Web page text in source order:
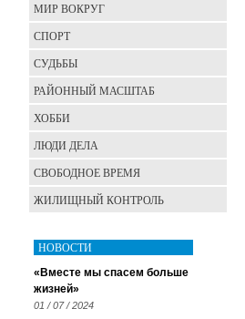
МИР ВОКРУГ
СПОРТ
СУДЬБЫ
РАЙОННЫЙ МАСШТАБ
ХОББИ
ЛЮДИ ДЕЛА
СВОБОДНОЕ ВРЕМЯ
ЖИЛИЩНЫЙ КОНТРОЛЬ
НОВОСТИ
«Вместе мы спасем больше
жизней»
01 / 07 / 2024